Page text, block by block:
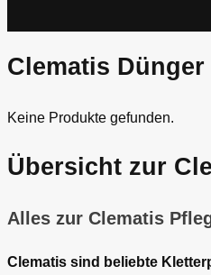
Clematis Dünger
Keine Produkte gefunden.
Übersicht zur
Alles zur Clematis
Clematis sind beliebte